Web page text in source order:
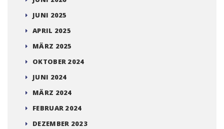
JUNI 2025
APRIL 2025
MÄRZ 2025
OKTOBER 2024
JUNI 2024
MÄRZ 2024
FEBRUAR 2024
DEZEMBER 2023